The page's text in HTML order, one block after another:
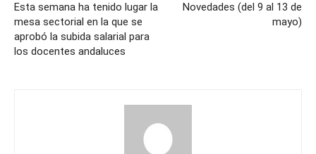
Esta semana ha tenido lugar la
mesa sectorial en la que se
aprobó la subida salarial para
los docentes andaluces
Novedades (del 9 al 13 de
mayo)